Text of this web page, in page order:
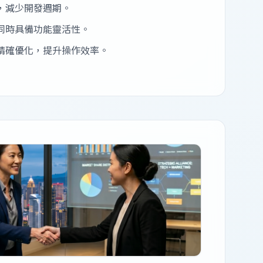
少開發週期。
具備功能靈活性。
優化，提升操作效率。